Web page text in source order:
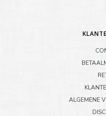
ALGEMENE